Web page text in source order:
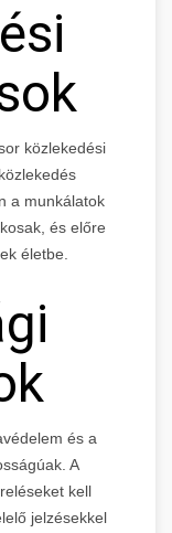
közlekedési
a munkálatok
és előre
életbe.
és a
A
kell
jelzésekkel